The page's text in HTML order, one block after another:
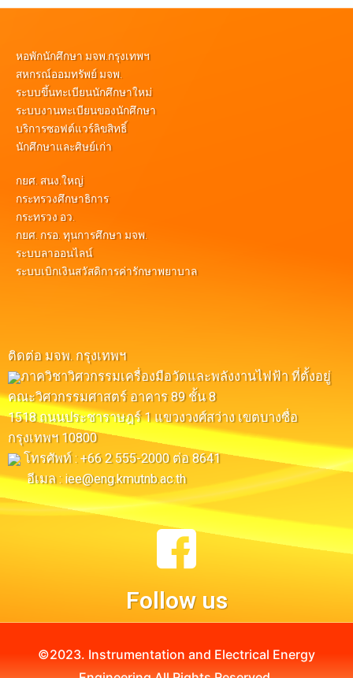
หอพักนักศึกษา มจพ.กรุงเทพฯ
สหกรณ์ออมทรัพย์ มจพ.
ระบบขึ้นทะเบียนนักศึกษาใหม่
ระบบงานทะเบียนของนักศึกษา
บริการซอฟต์แวร์ลิขสิทธิ์
นักศึกษาและศิษย์เก่า
กยศ. สนง.ใหญ่
กระทรวงศึกษาธิการ
กระทรวง อว.
กยศ. กรอ. ทุนการศึกษา มจพ.
ระบบลาออนไลน์
ระบบเบิกเงินสวัสดิการค่ารักษาพยาบาล
ติดต่อ มจพ. กรุงเทพฯ
ภาควิชาวิศวกรรมเครื่องมือวัดและพลังงานไฟฟ้า ที่ตั้งอยู่
คณะวิศวกรรมศาสตร์ อาคาร 89 ชั้น 8
1518 ถนนประชาราษฎร์ 1 แขวงวงศ์สว่าง เขตบางซื่อ
กรุงเทพฯ 10800
โทรศัพท์ : +66 2 555-2000 ต่อ 8641
อีเมล : iee@eng.kmutnb.ac.th
Follow us​
©2023. Instrumentation and Electrical Energy